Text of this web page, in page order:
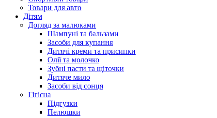
Товари для авто
Дітям
Догляд за малюками
Шампуні та бальзами
Засоби для купання
Дитячі креми та присипки
Олії та молочко
Зубні пасти та щіточки
Дитяче мило
Засоби від сонця
Гігієна
Підгузки
Пелюшки